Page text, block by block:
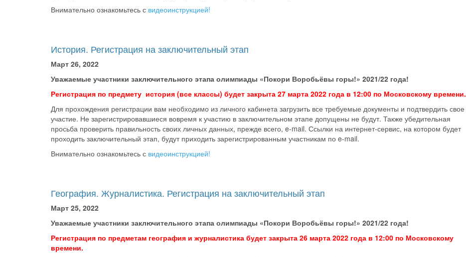
Внимательно ознакомьтесь с видеоинструкцией!
История. Регистрация на заключительный этап
Март 26, 2022
Уважаемые участники заключительного этапа олимпиады «Покори Воробьёвы горы!» 2021/22 года!
Регистрация по предмету история (все классы) будет закрыта 27 марта 2022 года в 12:00 по Московскому времени.
Для прохождения регистрации вам необходимо из личного кабинета загрузить все требуемые документы и подтвердить свое
участие. Не зарегистрировавшиеся вовремя к участию в заключительном этапе допущены не будут. Также убедительная
просьба проверить правильность своих личных данных, прежде всего, e-mail. Ссылки на интернет-сервис, на котором будет
проходить заключительный этап, будут приходить зарегистрированным участникам по e-mail.
Внимательно ознакомьтесь с видеоинструкцией!
География. Журналистика. Регистрация на заключительный этап
Март 25, 2022
Уважаемые участники заключительного этапа олимпиады «Покори Воробьёвы горы!» 2021/22 года!
Регистрация по предметам география и журналистика будет закрыта 26 марта 2022 года в 12:00 по Московскому
времени.